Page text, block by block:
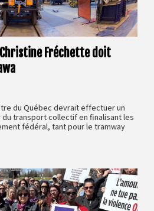
Fréchette doit
du Québec devrait effectuer un
transport collectif en finalisant les
fédéral, tant pour le tramway